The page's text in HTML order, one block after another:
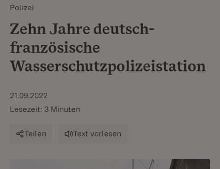
Polizei
Zehn Jahre deutsch-
französische
Wasserschutzpolizeistation
21.09.2022
Lesezeit: 3 Minuten
Teilen Text vorlesen